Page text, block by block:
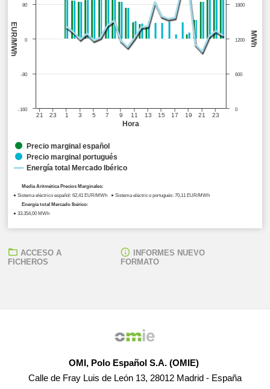
Media Aritmética Precios Marginales:
● Sistema eléctrico español: 62,41 EUR/MWh ● Sistema eléctrico portugués: 70,11 EUR/MWh
Energía total Mercado Ibérico:
● 33.354,00 MWh
Hora
MWh
EUR/MWh
21 23 1 3 5 7 9 11 13 15 17 19 21 23
0
600
1200
1800
-160
-80
0
80
Precio marginal español
Precio marginal portugués
Energía total Mercado Ibérico
ACCESO A
FICHEROS
INFORMES NUEVO
FORMATO
OMI, Polo Español S.A. (OMIE)
Calle de Fray Luis de León 13, 28012 Madrid - España